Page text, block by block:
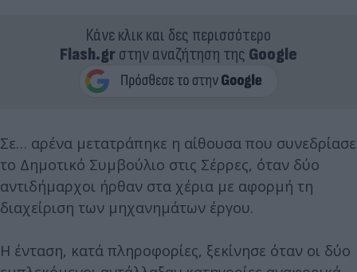
Κάνε κλικ και δες περισσότερο
Flash.grστην αναζήτηση της Google
Σε… αρένα μετατράπηκε η αίθουσα που συνεδρίασε
το Δημοτικό Συμβούλιο στις Σέρρες, όταν δύο
αντιδήμαρχοι ήρθαν στα χέρια με αφορμή τη
διαχείριση των μηχανημάτων έργου.
Η ένταση, κατά πληροφορίες, ξεκίνησε όταν οι δύο